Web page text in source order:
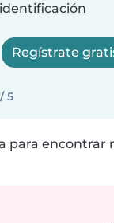
Regístrate
5
para encontrar